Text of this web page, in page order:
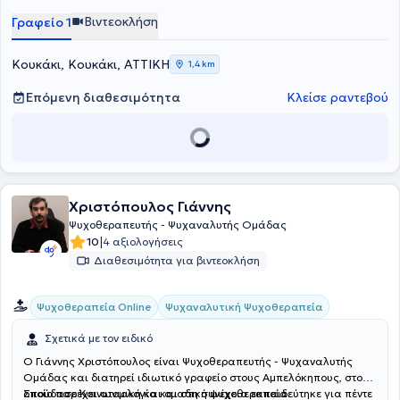
Γραφείο 1 Βιντεοκλήση
Κουκάκι, Κουκάκι, ΑΤΤΙΚΗ 1,4 km
Επόμενη διαθεσιμότητα Κλείσε ραντεβού
Χριστόπουλος Γιάννης
Ψυχοθεραπευτής - Ψυχαναλυτής Ομάδας
10|4 αξιολογήσεις
Διαθεσιμότητα για βιντεοκλήση
Ψυχοθεραπεία Online Ψυχαναλυτική Ψυχοθεραπεία
Σχετικά με τον ειδικό
Ο Γιάννης Χριστόπουλος είναι Ψυχοθεραπευτής - Ψυχαναλυτής
Ομάδας και διατηρεί ιδιωτικό γραφείο στους Αμπελόκηπους, στο
οποίο παρέχει ατομική και ομαδική ψυχοθεραπεία.
Σπούδασε Κοινωνιολογία και στη συνέχεια εκπαιδεύτηκε για πέντε